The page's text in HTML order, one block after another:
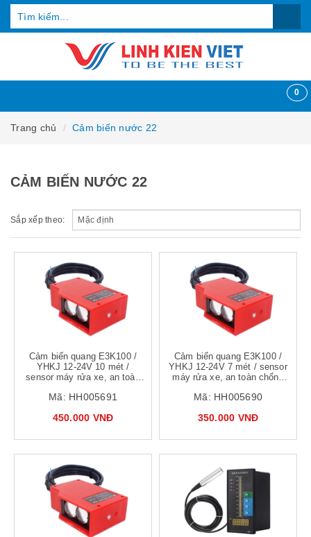
0
Trang chủ Cảm biến nước 22
CẢM BIẾN NƯỚC 22
Sắp xếp theo:
Cảm biến quang E3K100 /
YHKJ 12-24V 10 mét /
sensor máy rửa xe, an toàn
Mã: HH005691
450.000 VNĐ
Cảm biến quang E3K100 /
YHKJ 12-24V 7 mét / sensor
máy rửa xe, an toàn chống
Mã: HH005690
350.000 VNĐ